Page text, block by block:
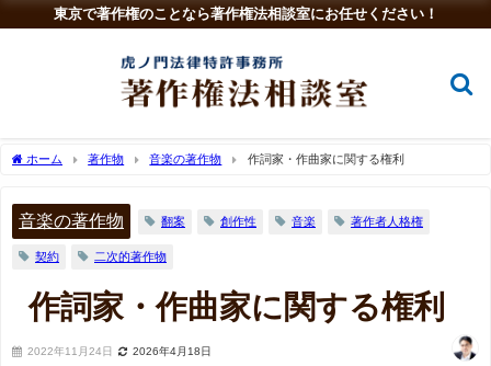
東京で著作権のことなら著作権法相談室にお任せください！
ホーム 著作物 音楽の著作物 作詞家・作曲家に関する権利
音楽の著作物 翻案 創作性 音楽 著作者人格権
契約 二次的著作物
作詞家・作曲家に関する権利
2022年11月24日 2026年4月18日